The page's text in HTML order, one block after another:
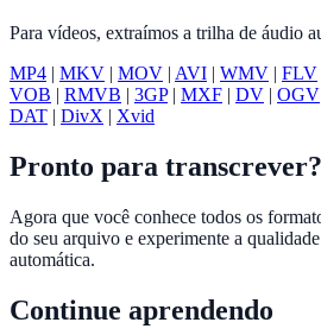
Para vídeos, extraímos a trilha de áudio
MP4 | MKV | MOV | AVI | WMV | FLV
VOB | RMVB | 3GP| MXF | DV | OGV
DAT | DivX | Xvid
Pronto para transcrever?
Agora que você conhece todos os
do seu arquivo e experimente a
automática.
Continue aprendendo